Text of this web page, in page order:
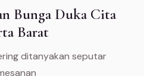
Bunga Duka Cita
Barat
ditanyakan seputar